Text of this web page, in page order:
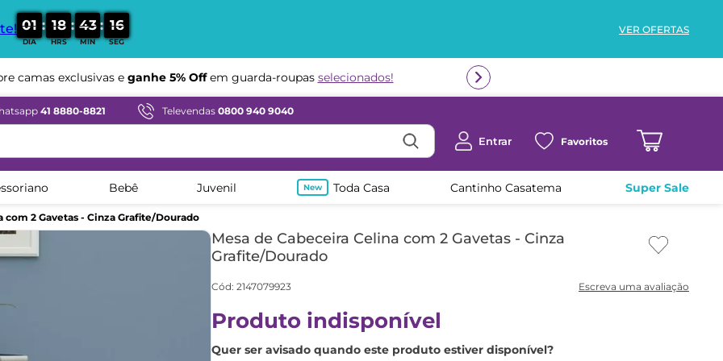
01
DIA
: 18
HRS
: 43
MIN
: 15
SEG
VER OFERTAS
Compre em ate 12x sem juros
41 8880-8821 Televendas 0800 940 9040
Entrar Favoritos
Bebê Juvenil Toda Casa Cantinho Casatema Super Sale
com 2 Gavetas - Cinza Grafite/Dourado
Mesa de Cabeceira Celina com 2 Gavetas - Cinza
Grafite/Dourado
Cód: 2147079923
Produto indisponível
Quer ser avisado quando este produto estiver disponível?